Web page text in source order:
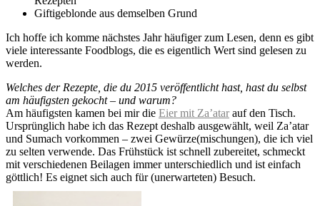
Giftigeblonde aus demselben Grund
Ich hoffe ich komme nächstes Jahr häufiger zum Lesen, denn es gibt
viele interessante Foodblogs, die es eigentlich Wert sind gelesen zu
werden.
Welches der Rezepte, die du 2015 veröffentlicht hast, hast du selbst
am häufigsten gekocht – und warum?
Am häufigsten kamen bei mir die Eier mit Za’atar auf den Tisch.
Ursprünglich habe ich das Rezept deshalb ausgewählt, weil Za’atar
und Sumach vorkommen – zwei Gewürze(mischungen), die ich viel
zu selten verwende. Das Frühstück ist schnell zubereitet, schmeckt
mit verschiedenen Beilagen immer unterschiedlich und ist einfach
göttlich! Es eignet sich auch für (unerwarteten) Besuch.